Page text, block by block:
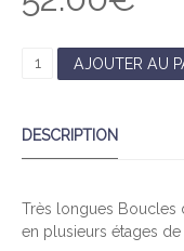
T
5
N
T
T
É
AJOUTER AU
DESCRIPTION
Très longues Boucles
en plusieurs étages de